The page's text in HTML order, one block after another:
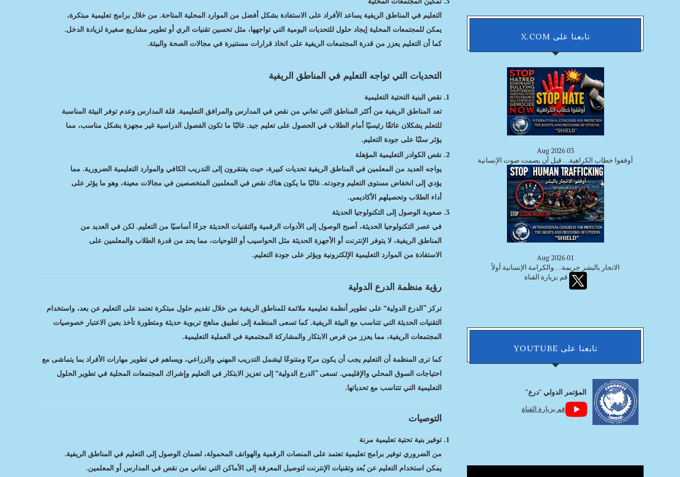
التعليم في المناطق الريفية يساعد الأفراد على الاستفادة بشكل أفضل من الموارد المحلية المتاحة. من خلال برامج تعليمية مبتكرة،
يمكن للمجتمعات المحلية إيجاد حلول للتحديات اليومية التي تواجهها، مثل تحسين تقنيات الري أو تطوير مشاريع صغيرة لزيادة الدخل.
كما أن التعليم يعزز من قدرة المجتمعات الريفية على اتخاذ قرارات مستنيرة في مجالات الصحة والبيئة.
التحديات التي تواجه التعليم في المناطق الريفية
نقص البنية التحتية التعليمية
تعد المناطق الريفية من أكثر المناطق التي تعاني من نقص في المدارس والمرافق التعليمية. قلة المدارس وعدم توفر البيئة المناسبة
للتعلم يشكلان عائقًا رئيسيًا أمام الطلاب في الحصول على تعليم جيد. غالبًا ما تكون الفصول الدراسية غير مجهزة بشكل مناسب، مما
يؤثر سلبًا على جودة التعليم.
نقص الكوادر التعليمية المؤهلة
يواجه العديد من المعلمين في المناطق الريفية تحديات كبيرة، حيث يفتقرون إلى التدريب الكافي والموارد التعليمية الضرورية. مما
يؤدي إلى انخفاض مستوى التعليم وجودته. غالبًا ما يكون هناك نقص في المعلمين المتخصصين في مجالات معينة، وهو ما يؤثر على
أداء الطلاب وتحصيلهم الأكاديمي.
صعوبة الوصول إلى التكنولوجيا الحديثة
في عصر التكنولوجيا الحديثة، أصبح الوصول إلى الأدوات الرقمية والتقنيات الحديثة جزءًا أساسيًا من التعليم. لكن في العديد من
المناطق الريفية، لا يتوفر الإنترنت أو الأجهزة الحديثة مثل الحواسيب أو اللوحيات، مما يحد من قدرة الطلاب والمعلمين على
الاستفادة من الموارد التعليمية الإلكترونية ويؤثر على جودة التعليم.
رؤية منظمة الدرع الدولية
تركز “الدرع الدولية” على تطوير أنظمة تعليمية ملائمة للمناطق الريفية من خلال تقديم حلول مبتكرة تعتمد على التعليم عن بعد، واستخدام
التقنيات الحديثة التي تتناسب مع البيئة الريفية. كما تسعى المنظمة إلى تطبيق مناهج تربوية حديثة ومتطورة تأخذ بعين الاعتبار خصوصيات
المجتمعات الريفية، مما يعزز من فرص الابتكار والمشاركة المجتمعية في العملية التعليمية.
كما ترى المنظمة أن التعليم يجب أن يكون مرنًا ومتنوعًا ليشمل التدريب المهني والزراعي، ويساهم في تطوير مهارات الأفراد بما يتماشى مع
احتياجات السوق المحلي والإقليمي. تسعى “الدرع الدولية” إلى تعزيز الابتكار في التعليم وإشراك المجتمعات المحلية في تطوير الحلول
التعليمية التي تتناسب مع تحدياتها.
التوصيات
توفير بنية تحتية تعليمية مرنة
من الضروري توفير برامج تعليمية تعتمد على المنصات الرقمية والهواتف المحمولة، لضمان الوصول إلى التعليم في المناطق الريفية.
يمكن استخدام التعليم عن بُعد وتقنيات الإنترنت لتوصيل المعرفة إلى الأماكن التي تعاني من نقص في المدارس أو المعلمين.
تابعنا على X.COM
03 Aug 2026
أوقفوا خطاب الكراهية… قبل أن يصمت صوت الإنسانية
01 Aug 2026
الاتجار بالبشر جريمة… والكرامة الإنسانية أولاً
قم بزيارة القناة
تابعنا على YOUTUBE
المؤتمر الدولي "درع"
قم بزيارة القناة